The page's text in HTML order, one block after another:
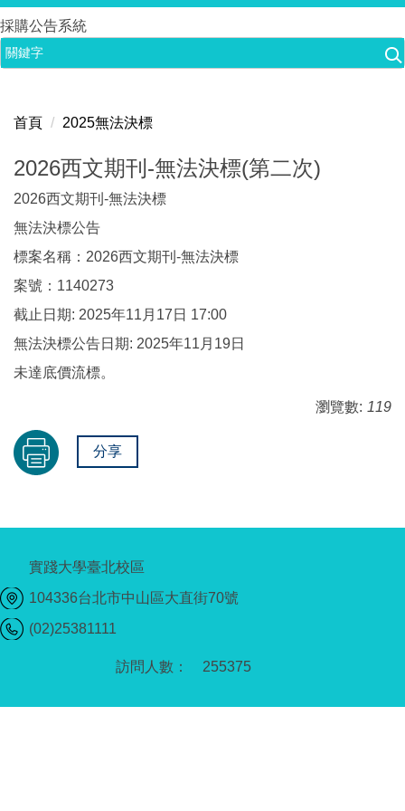
跳
到
主
容
採購公告系統
首頁 2025無法決標
2026西文期刊-無法決標(第二次)
2026西文期刊-無法決標
無法決標公告
標案名稱：2026西文期刊-無法決標
案號：1140273
截止日期: 2025年11月17日 17:00
無法決標公告日期: 2025年11月19日
未達底價流標。
瀏覽數: 119
分享
255375
實踐大學臺北校區
104336台北市中山區大直街70號
(02)25381111